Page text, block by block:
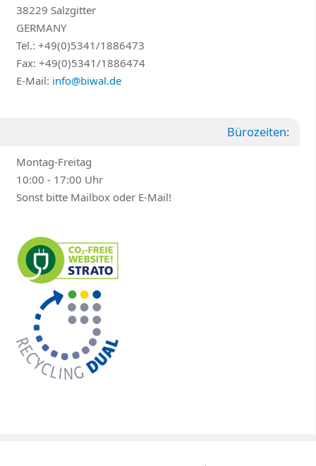
38229 Salzgitter
GERMANY
Tel.: +49(0)5341/1886473
Fax: +49(0)5341/1886474
E-Mail: info@biwal.de
Bürozeiten:
Montag-Freitag
10:00 - 17:00 Uhr
Sonst bitte Mailbox oder E-Mail!